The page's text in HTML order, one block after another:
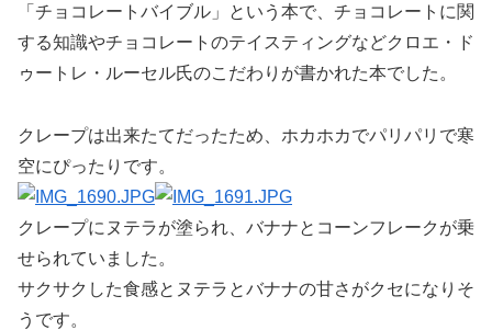
「チョコレートバイブル」という本で、チョコレートに関
する知識やチョコレートのテイスティングなどクロエ・ド
ゥートレ・ルーセル氏のこだわりが書かれた本でした。
クレープは出来たてだったため、ホカホカでパリパリで寒
空にぴったりです。
クレープにヌテラが塗られ、バナナとコーンフレークが乗
せられていました。
サクサクした食感とヌテラとバナナの甘さがクセになりそ
うです。